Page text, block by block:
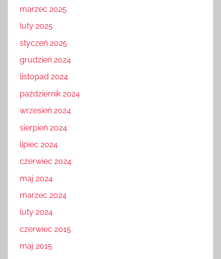
marzec 2025
luty 2025
styczeń 2025
grudzień 2024
listopad 2024
październik 2024
wrzesień 2024
sierpień 2024
lipiec 2024
czerwiec 2024
maj 2024
marzec 2024
luty 2024
czerwiec 2015
maj 2015